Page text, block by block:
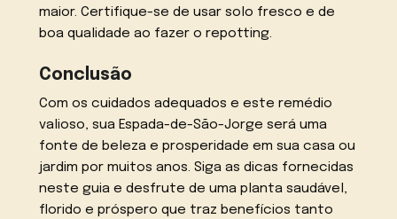
maior. Certifique-se de usar solo fresco e de
boa qualidade ao fazer o repotting.
Conclusão
Com os cuidados adequados e este remédio
valioso, sua Espada-de-São-Jorge será uma
fonte de beleza e prosperidade em sua casa ou
jardim por muitos anos. Siga as dicas fornecidas
neste guia e desfrute de uma planta saudável,
florido e próspero que traz benefícios tanto